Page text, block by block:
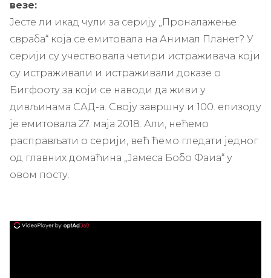
везе:
Јесте ли икад чули за серију „Проналажење
свраба“ која се емитовала на Анимал Планет? У
серији су учествовала четири истраживача који
су истраживали и истраживали доказе о
Бигфооту за који се наводи да живи у
дивљинама САД-а. Своју завршну и 100. епизоду
је емитовала 27. маја 2018. Али, нећемо
расправљати о серији, већ ћемо гледати једног
од главних домаћина „Јамеса Бобо Фаиа“ у
овом посту.